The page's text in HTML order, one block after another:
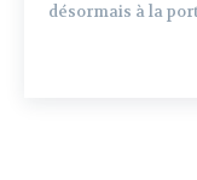
désormais à la